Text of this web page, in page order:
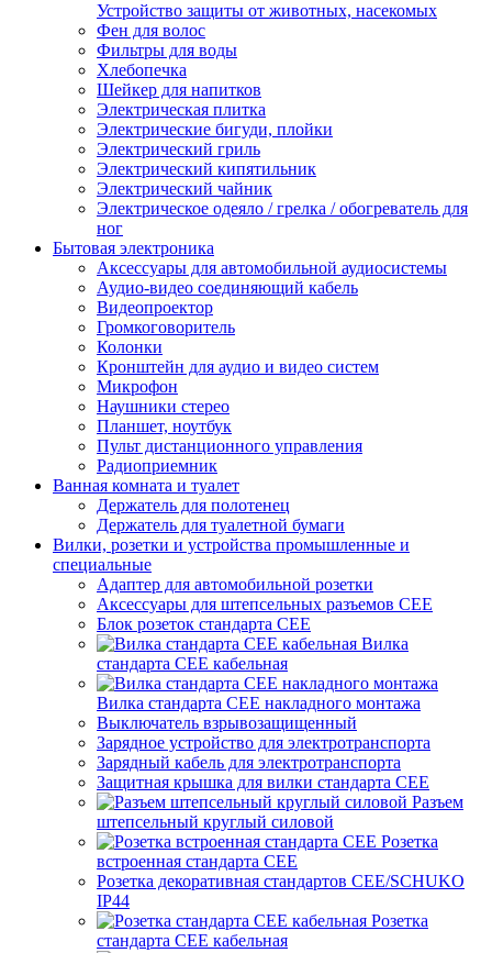
Устройство защиты от животных, насекомых
Фен для волос
Фильтры для воды
Хлебопечка
Шейкер для напитков
Электрическая плитка
Электрические бигуди, плойки
Электрический гриль
Электрический кипятильник
Электрический чайник
Электрическое одеяло / грелка / обогреватель для
ног
Бытовая электроника
Аксессуары для автомобильной аудиосистемы
Аудио-видео соединяющий кабель
Видеопроектор
Громкоговоритель
Колонки
Кронштейн для аудио и видео систем
Микрофон
Наушники стерео
Планшет, ноутбук
Пульт дистанционного управления
Радиоприемник
Ванная комната и туалет
Держатель для полотенец
Держатель для туалетной бумаги
Вилки, розетки и устройства промышленные и
специальные
Адаптер для автомобильной розетки
Аксессуары для штепсельных разъемов CEE
Блок розеток стандарта CEE
Вилка
стандарта CEE кабельная
Вилка стандарта CEE накладного монтажа
Выключатель взрывозащищенный
Зарядное устройство для электротранспорта
Зарядный кабель для электротранспорта
Защитная крышка для вилки стандарта CEE
Разъем
штепсельный круглый силовой
Розетка
встроенная стандарта CEE
Розетка декоративная стандартов CEE/SCHUKO
IP44
Розетка
стандарта СЕЕ кабельная